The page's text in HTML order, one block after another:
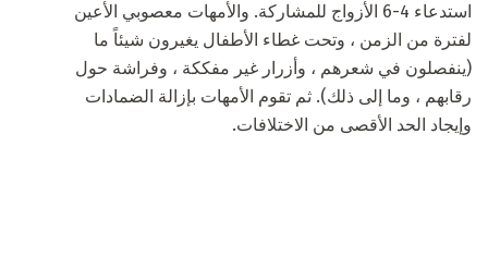
استدعاء 4-6 الأزواج للمشاركة. والأمهات معصوبي الأعين
لفترة من الزمن ، وتحت غطاء الأطفال يغيرون شيئاً ما
(ينفصلون في شعرهم ، وأزرار غير مفككة ، وفراشة حول
رقابهم ، وما إلى ذلك). ثم تقوم الأمهات بإزالة الضمادات
وإيجاد الحد الأقصى من الاختلافات.